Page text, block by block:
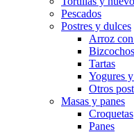
Pescados
Postres y dulces
Arroz
Bizcochos
Tartas
Yogures
Otros
Masas y panes
Croquetas
Panes